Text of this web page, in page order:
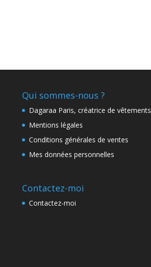
Qui sommes-nous ?
Dagaraa Paris, créatrice de vêtements
Mentions légales
Conditions générales de ventes
Mes données personnelles
Contactez-moi
Contactez-moi